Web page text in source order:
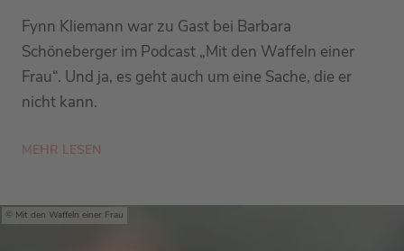
Fynn Kliemann war zu Gast bei Barbara
Schöneberger im Podcast „Mit den Waffeln einer
Frau“. Und ja, es geht auch um eine Sache, die er
nicht kann.
MEHR LESEN
Mit den Waffeln einer Frau